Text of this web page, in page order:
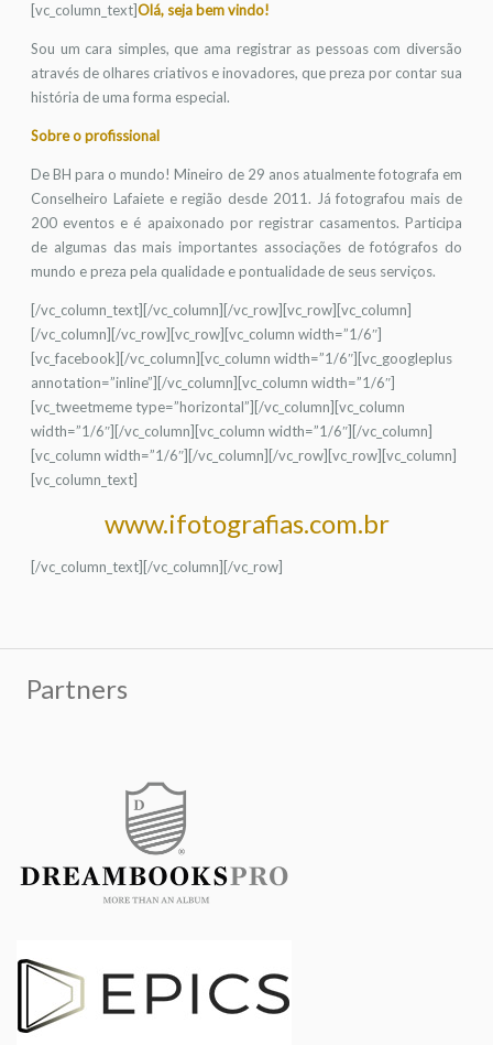
[vc_column_text]Olá, seja bem vindo!
Sou um cara simples, que ama registrar as pessoas com diversão
através de olhares criativos e inovadores, que preza por contar sua
história de uma forma especial.
Sobre o profissional
De BH para o mundo! Mineiro de 29 anos atualmente fotografa em
Conselheiro Lafaiete e região desde 2011. Já fotografou mais de
200 eventos e é apaixonado por registrar casamentos. Participa
de algumas das mais importantes associações de fotógrafos do
mundo e preza pela qualidade e pontualidade de seus serviços.
[/vc_column_text][/vc_column][/vc_row][vc_row][vc_column]
[/vc_column][/vc_row][vc_row][vc_column width=”1/6″]
[vc_facebook][/vc_column][vc_column width=”1/6″][vc_googleplus
annotation=”inline”][/vc_column][vc_column width=”1/6″]
[vc_tweetmeme type=”horizontal”][/vc_column][vc_column
width=”1/6″][/vc_column][vc_column width=”1/6″][/vc_column]
[vc_column width=”1/6″][/vc_column][/vc_row][vc_row][vc_column]
[vc_column_text]
www.ifotografias.com.br
[/vc_column_text][/vc_column][/vc_row]